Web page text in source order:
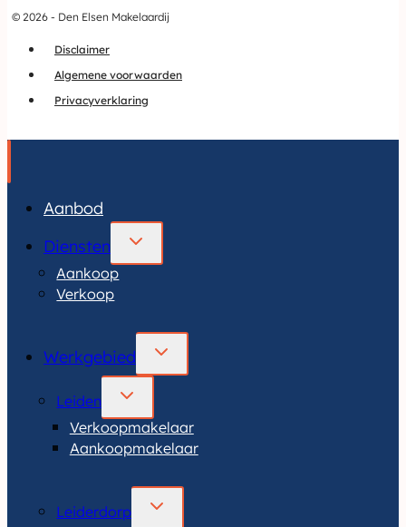
© 2026 - Den Elsen Makelaardij
Disclaimer
Algemene voorwaarden
Privacyverklaring
Aanbod
Diensten
TOGGLE
Aankoop
Verkoop
Werkgebied
TOGGLE
Leiden
TOGGLE
Verkoopmakelaar
Aankoopmakelaar
Leiderdorp
TOGGLE